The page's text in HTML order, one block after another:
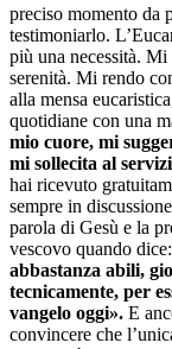
preciso momento da
testimoniarlo.
più una necessità.
serenità. Mi rendo
alla mensa
quotidiane con una
mio cuore, mi
mi sollecita al
hai ricevuto
sempre in
parola di Gesù e la
vescovo quando dice:
abbastanza abili,
tecnicamente, per
vangelo oggi». E
convincere che